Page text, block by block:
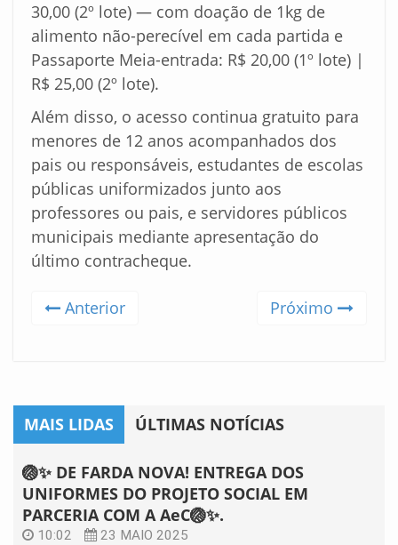
30,00 (2º lote) — com doação de 1kg de
alimento não-perecível em cada partida e
Passaporte Meia-entrada: R$ 20,00 (1º lote) |
R$ 25,00 (2º lote).
Além disso, o acesso continua gratuito para
menores de 12 anos acompanhados dos
pais ou responsáveis, estudantes de escolas
públicas uniformizados junto aos
professores ou pais, e servidores públicos
municipais mediante apresentação do
último contracheque.
Anterior Próximo
MAIS LIDAS ÚLTIMAS NOTÍCIAS
🏐✨ DE FARDA NOVA! ENTREGA DOS
UNIFORMES DO PROJETO SOCIAL EM
PARCERIA COM A AeC🏐✨.
10:02 23 MAIO 2025